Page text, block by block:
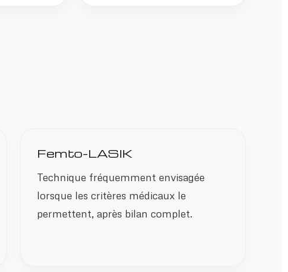
Femto-LASIK
Technique fréquemment envisagée
lorsque les critères médicaux le
permettent, après bilan complet.